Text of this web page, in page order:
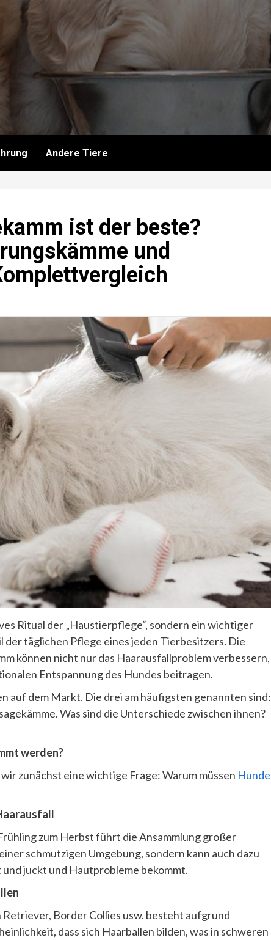
Andere Tiere
ist der beste?
und
Ritual der „Haustierpflege“, sondern ein wichtiger
täglichen Pflege eines jeden Tierbesitzers. Die
können nicht nur das Haarausfallproblem verbessern,
Entspannung des Hundes beitragen.
auf dem Markt. Die drei am häufigsten genannten sind:
Was sind die Unterschiede zwischen ihnen?
werden?
zunächst eine wichtige Frage: Warum müssen Hunde
zum Herbst führt die Ansammlung großer
schmutzigen Umgebung, sondern kann auch dazu
juckt und Hautprobleme bekommt.
Border Collies usw. besteht aufgrund
dass sich Haarballen bilden, was in schweren